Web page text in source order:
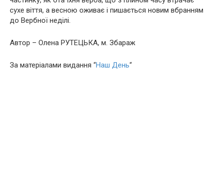
сухе віття, а весною оживає і пишається новим вбранням
до Вербної неділі.
Автор – Олена РУТЕЦЬКА, м. Збараж
За матеріалами видання “Наш День“